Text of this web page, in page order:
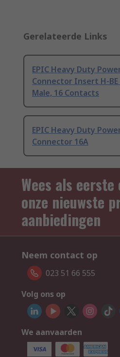
Gerelateerde Links
EPIC Heavy Duty
Connector Insert H-BE
Male, 16 Contacts
EPIC Heavy Duty
Connector 16A
Wees als
onze nieuwste
aanbiedingen
Neem contact op
023 51 66 555
Volg ons op
We aanvaarden